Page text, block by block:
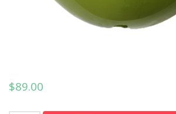
$89.00